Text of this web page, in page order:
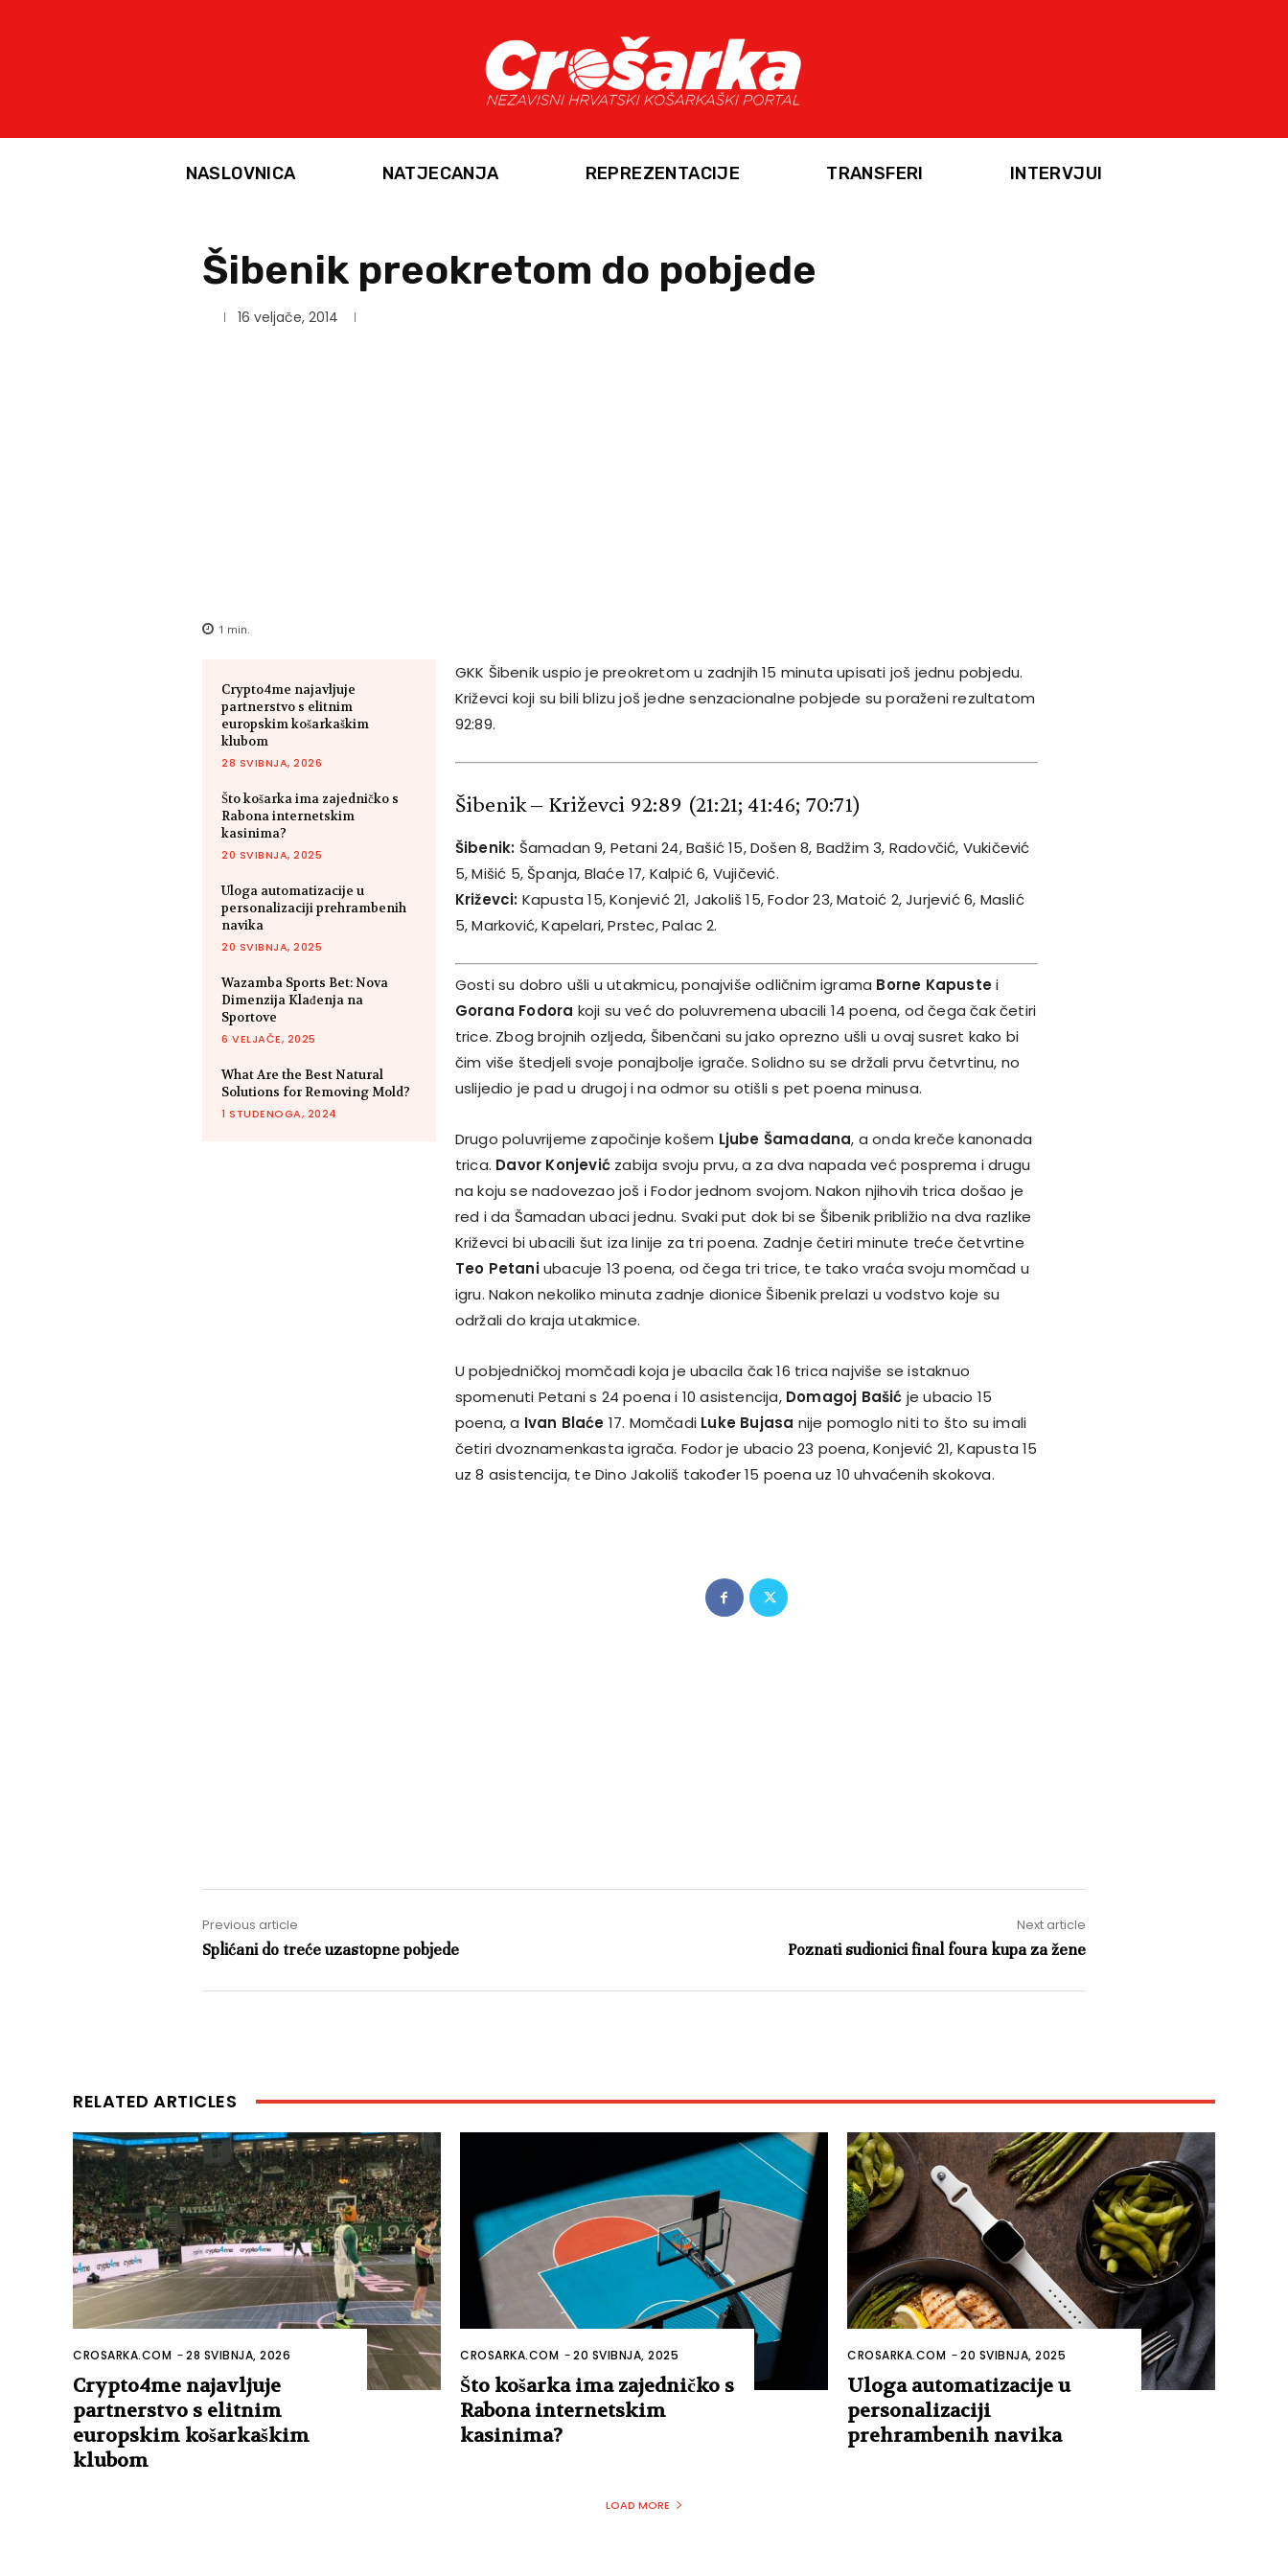
NASLOVNICA NATJECANJA REPREZENTACIJE TRANSFERI INTERVJUI
Šibenik preokretom do pobjede
16 veljače, 2014
1 min.
Crypto4me najavljuje
partnerstvo s elitnim
europskim košarkaškim
klubom
28 SVIBNJA, 2026
Što košarka ima zajedničko s
Rabona internetskim
kasinima?
20 SVIBNJA, 2025
Uloga automatizacije u
personalizaciji prehrambenih
navika
20 SVIBNJA, 2025
Wazamba Sports Bet: Nova
Dimenzija Klađenja na
Sportove
6 VELJAČE, 2025
What Are the Best Natural
Solutions for Removing Mold?
1 STUDENOGA, 2024
GKK Šibenik uspio je preokretom u zadnjih 15 minuta upisati još jednu pobjedu.
Križevci koji su bili blizu još jedne senzacionalne pobjede su poraženi rezultatom
92:89.
Šibenik – Križevci 92:89 (21:21; 41:46; 70:71)
Šibenik: Šamadan 9, Petani 24, Bašić 15, Došen 8, Badžim 3, Radovčić, Vukičević
5, Mišić 5, Španja, Blaće 17, Kalpić 6, Vujičević.
Križevci: Kapusta 15, Konjević 21, Jakoliš 15, Fodor 23, Matoić 2, Jurjević 6, Maslić
5, Marković, Kapelari, Prstec, Palac 2.
Gosti su dobro ušli u utakmicu, ponajviše odličnim igrama Borne Kapustei
Gorana Fodora koji su već do poluvremena ubacili 14 poena, od čega čak četiri
trice. Zbog brojnih ozljeda, Šibenčani su jako oprezno ušli u ovaj susret kako bi
čim više štedjeli svoje ponajbolje igrače. Solidno su se držali prvu četvrtinu, no
uslijedio je pad u drugoj i na odmor su otišli s pet poena minusa.
Drugo poluvrijeme započinje košem Ljube Šamadana, a onda kreče kanonada
trica. Davor Konjevićzabija svoju prvu, a za dva napada već posprema i drugu
na koju se nadovezao još i Fodor jednom svojom. Nakon njihovih trica došao je
red i da Šamadan ubaci jednu. Svaki put dok bi se Šibenik približio na dva razlike
Križevci bi ubacili šut iza linije za tri poena. Zadnje četiri minute treće četvrtine
Teo Petaniubacuje 13 poena, od čega tri trice, te tako vraća svoju momčad u
igru. Nakon nekoliko minuta zadnje dionice Šibenik prelazi u vodstvo koje su
održali do kraja utakmice.
U pobjedničkoj momčadi koja je ubacila čak 16 trica najviše se istaknuo
spomenuti Petani s 24 poena i 10 asistencija, Domagoj Bašić je ubacio 15
poena, a Ivan Blaće 17. Momčadi Luke Bujasa nije pomoglo niti to što su imali
četiri dvoznamenkasta igrača. Fodor je ubacio 23 poena, Konjević 21, Kapusta 15
uz 8 asistencija, te Dino Jakoliš također 15 poena uz 10 uhvaćenih skokova.
Previous article
Splićani do treće uzastopne pobjede
Next article
Poznati sudionici final foura kupa za žene
RELATED ARTICLES
CROSARKA.COM -28 SVIBNJA, 2026
Crypto4me najavljuje
partnerstvo s elitnim
europskim košarkaškim
klubom
CROSARKA.COM -20 SVIBNJA, 2025
Što košarka ima zajedničko s
Rabona internetskim
kasinima?
CROSARKA.COM -20 SVIBNJA, 2025
Uloga automatizacije u
personalizaciji
prehrambenih navika
LOAD MORE